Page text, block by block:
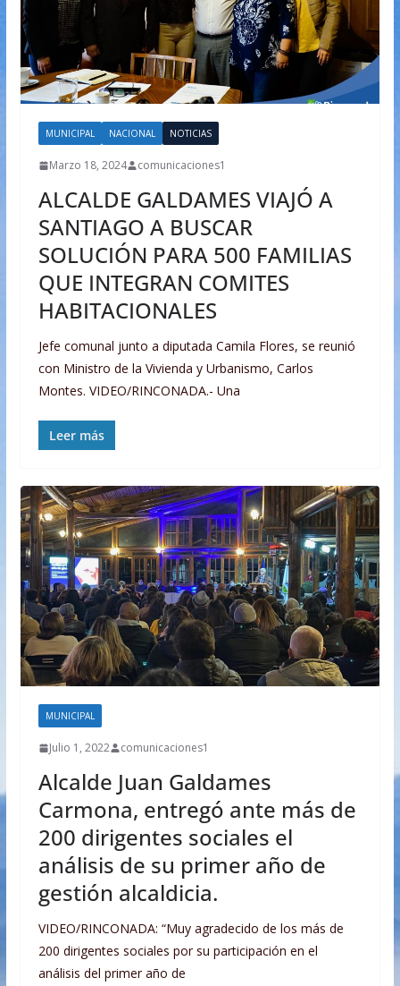
MUNICIPAL NACIONAL NOTICIAS
Marzo 18, 2024 comunicaciones1
ALCALDE GALDAMES VIAJÓ A
SANTIAGO A BUSCAR
SOLUCIÓN PARA 500 FAMILIAS
QUE INTEGRAN COMITES
HABITACIONALES
Jefe comunal junto a diputada Camila Flores, se reunió
con Ministro de la Vivienda y Urbanismo, Carlos
Montes. VIDEO/RINCONADA.- Una
Leer más
MUNICIPAL
Julio 1, 2022 comunicaciones1
Alcalde Juan Galdames
Carmona, entregó ante más de
200 dirigentes sociales el
análisis de su primer año de
gestión alcaldicia.
VIDEO/RINCONADA: “Muy agradecido de los más de
200 dirigentes sociales por su participación en el
análisis del primer año de